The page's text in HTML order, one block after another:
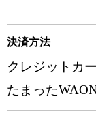
決済方法
クレジットカ
たまった